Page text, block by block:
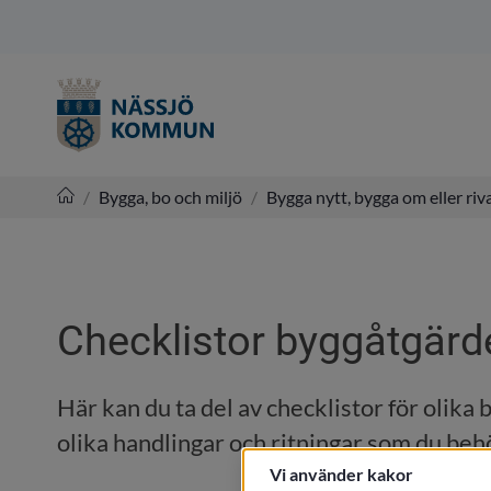
/ Bygga, bo och miljö / Bygga nytt, bygga om eller
Checklistor
Här kan du ta del av checklistor för olika
olika handlingar och ritningar som du
Vi använder kakor